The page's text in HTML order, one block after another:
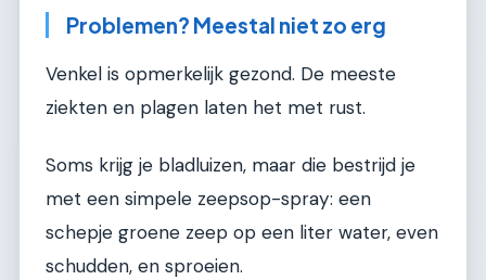
Problemen? Meestal niet zo erg
Venkel is opmerkelijk gezond. De meeste
ziekten en plagen laten het met rust.
Soms krijg je bladluizen, maar die bestrijd je
met een simpele zeepsop-spray: een
schepje groene zeep op een liter water, even
schudden, en sproeien.